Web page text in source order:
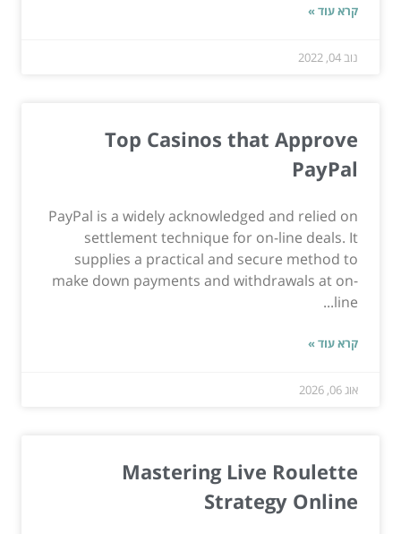
קרא עוד »
נוב 04, 2022
Top Casinos that Approve
PayPal
PayPal is a widely acknowledged and relied on
settlement technique for on-line deals. It
supplies a practical and secure method to
make down payments and withdrawals at on-
line...
קרא עוד »
אוג 06, 2026
Mastering Live Roulette
Strategy Online